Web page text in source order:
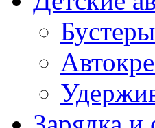
Бустеры